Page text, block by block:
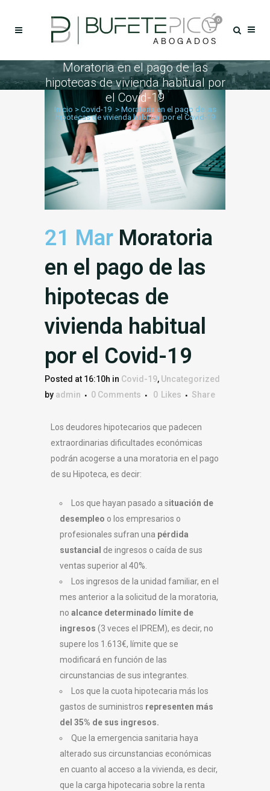
0
Moratoria en el pago de las
hipotecas de vivienda habitual por
el Covid-19
Inicio > Covid-19 > Moratoria en el pago de las
hipotecas de vivienda habitual por el Covid-19
21 Mar Moratoria
en el pago de las
hipotecas de
vivienda habitual
por el Covid-19
Posted at 16:10h in Covid-19, Uncategorized
by admin 0 Comments 0 Likes Share
Los deudores hipotecarios que padecen
extraordinarias dificultades económicas
podrán acogerse a una moratoria en el pago
de su Hipoteca, es decir:
Los que hayan pasado a situación de
desempleo o los empresarios o
profesionales sufran una pérdida
sustancial de ingresos o caída de sus
ventas superior al 40%.
Los ingresos de la unidad familiar, en el
mes anterior a la solicitud de la moratoria,
no alcance determinado límite de
ingresos (3 veces el IPREM), es decir, no
supere los 1.613€, límite que se
modificará en función de las
circunstancias de sus integrantes.
Los que la cuota hipotecaria más los
gastos de suministros representen más
del 35% de sus ingresos.
Que la emergencia sanitaria haya
alterado sus circunstancias económicas
en cuanto al acceso a la vivienda, es decir,
que la carga hipotecaria sobre la renta